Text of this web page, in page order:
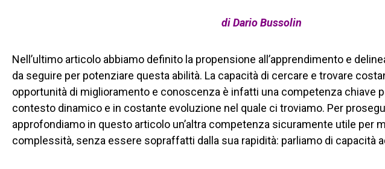
di Dario Bussolin
Nell’ultimo articolo abbiamo definito la propensione all’apprendimento e
da seguire per potenziare questa abilità. La capacità di cercare e trovare
opportunità di miglioramento e conoscenza è infatti una competenza chiave
contesto dinamico e in costante evoluzione nel quale ci troviamo. Per
approfondiamo in questo articolo un’altra competenza sicuramente utile per
complessità, senza essere sopraffatti dalla sua rapidità: parliamo di capacità